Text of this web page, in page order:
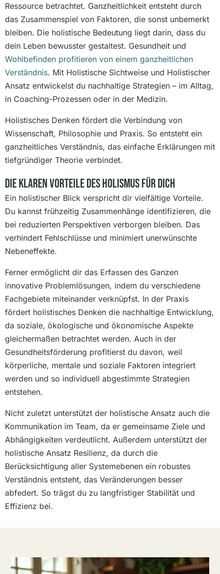
Ressource betrachtet. Ganzheitlichkeit entsteht durch
das Zusammenspiel von Faktoren, die sonst unbemerkt
bleiben. Die holistische Bedeutung liegt darin, dass du
dein Leben bewusster gestaltest. Gesundheit und
Wohlbefinden profitieren von einem ganzheitlichen
Verständnis. Mit Holistische Sichtweise und Holistischer
Ansatz entwickelst du nachhaltige Strategien – im Alltag,
in Coaching-Prozessen oder in der Medizin.
Holistisches Denken fördert die Verbindung von
Wissenschaft, Philosophie und Praxis. So entsteht ein
ganzheitliches Verständnis, das einfache Erklärungen mit
tiefgründiger Theorie verbindet.
Die Klaren Vorteile Des Holismus Für Dich
Ein holistischer Blick verspricht dir vielfältige Vorteile.
Du kannst frühzeitig Zusammenhänge identifizieren, die
bei reduzierten Perspektiven verborgen bleiben. Das
verhindert Fehlschlüsse und minimiert unerwünschte
Nebeneffekte.
Ferner ermöglicht dir das Erfassen des Ganzen
innovative Problemlösungen, indem du verschiedene
Fachgebiete miteinander verknüpfst. In der Praxis
fördert holistisches Denken die nachhaltige Entwicklung,
da soziale, ökologische und ökonomische Aspekte
gleichermaßen betrachtet werden. Auch in der
Gesundheitsförderung profitierst du davon, weil
körperliche, mentale und soziale Faktoren integriert
werden und so individuell abgestimmte Strategien
entstehen.
Nicht zuletzt unterstützt der holistische Ansatz auch die
Kommunikation im Team, da er gemeinsame Ziele und
Abhängigkeiten verdeutlicht. Außerdem unterstützt der
holistische Ansatz Resilienz, da durch die
Berücksichtigung aller Systemebenen ein robustes
Verständnis entsteht, das Veränderungen besser
abfedert. So trägst du zu langfristiger Stabilität und
Effizienz bei.